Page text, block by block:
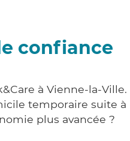
confiance
à Vienne-la-Ville.
temporaire suite
plus avancée ?